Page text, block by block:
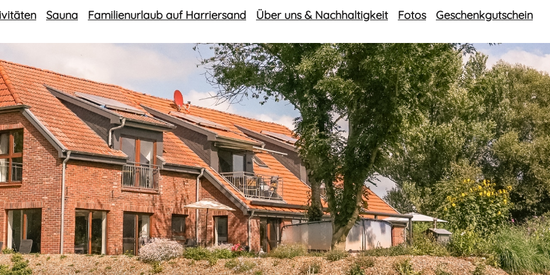
Sauna Familienurlaub auf Harriersand Über uns & Nachhaltigkeit Fotos Geschenkgutschein